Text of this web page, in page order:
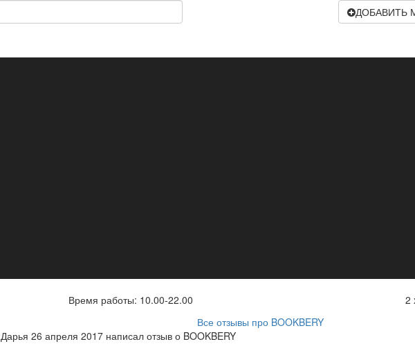
ДОБАВИТЬ
Время работы: 10.00-22.00
2
Все отзывы про BOOKBERY
Дарья 26 апреля 2017 написал отзыв о BOOKBERY